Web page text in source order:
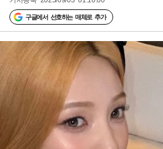
구글에서 선호하는 매체로 추가